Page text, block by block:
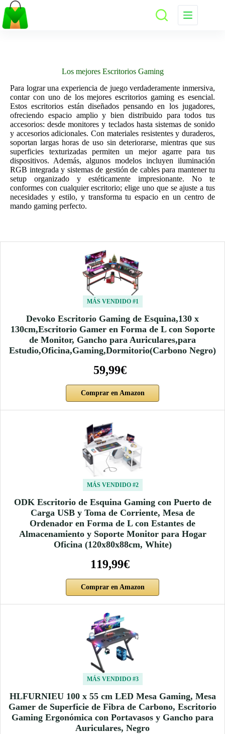
Saltar
al
contenido
Los mejores Escritorios Gaming
Para lograr una experiencia de juego verdaderamente inmersiva,
contar con uno de los mejores escritorios gaming es esencial.
Estos escritorios están diseñados pensando en los jugadores,
ofreciendo espacio amplio y bien distribuido para todos tus
accesorios: desde monitores y teclados hasta sistemas de sonido
y accesorios adicionales. Con materiales resistentes y duraderos,
soportan largas horas de uso sin deteriorarse, mientras que sus
superficies texturizadas permiten un mejor agarre para tus
dispositivos. Además, algunos modelos incluyen iluminación
RGB integrada y sistemas de gestión de cables para mantener tu
setup organizado y estéticamente impresionante. No te
conformes con cualquier escritorio; elige uno que se ajuste a tus
necesidades y estilo, y transforma tu espacio en un centro de
mando gaming perfecto.
MÁS VENDIDO #1
Devoko Escritorio Gaming de Esquina,130 x
130cm,Escritorio Gamer en Forma de L con Soporte
de Monitor, Gancho para Auriculares,para
Estudio,Oficina,Gaming,Dormitorio(Carbono Negro)
59,99€
Comprar en Amazon
MÁS VENDIDO #2
ODK Escritorio de Esquina Gaming con Puerto de
Carga USB y Toma de Corriente, Mesa de
Ordenador en Forma de L con Estantes de
Almacenamiento y Soporte Monitor para Hogar
Oficina (120x80x88cm, White)
119,99€
Comprar en Amazon
MÁS VENDIDO #3
HLFURNIEU 100 x 55 cm LED Mesa Gaming, Mesa
Gamer de Superficie de Fibra de Carbono, Escritorio
Gaming Ergonómica con Portavasos y Gancho para
Auriculares, Negro